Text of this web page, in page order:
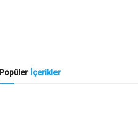
Popüler İçerikler